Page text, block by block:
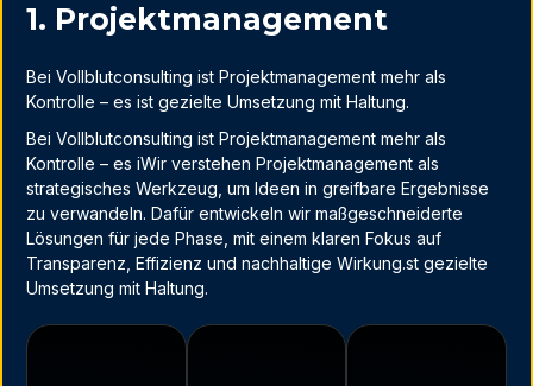
1. Projektmanagement
Bei Vollblutconsulting ist Projektmanagement mehr als
Kontrolle – es ist gezielte Umsetzung mit Haltung.
Bei Vollblutconsulting ist Projektmanagement mehr als
Kontrolle – es iWir verstehen Projektmanagement als
strategisches Werkzeug, um Ideen in greifbare Ergebnisse
zu verwandeln. Dafür entwickeln wir maßgeschneiderte
Lösungen für jede Phase, mit einem klaren Fokus auf
Transparenz, Effizienz und nachhaltige Wirkung.st gezielte
Umsetzung mit Haltung.